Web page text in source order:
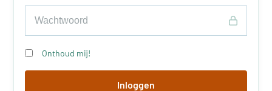
Onthoud mij!
Inloggen